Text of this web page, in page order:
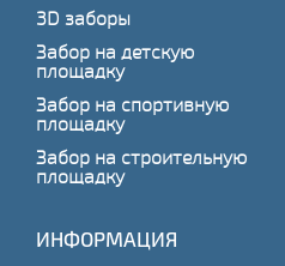
3D заборы
Забор на детскую
площадку
Забор на спортивную
площадку
Забор на строительную
площадку
ИНФОРМАЦИЯ